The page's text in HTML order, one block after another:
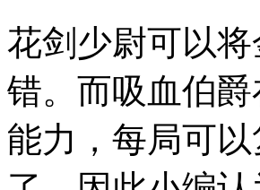
花剑少尉可以
错。而吸血伯
能力，每局可